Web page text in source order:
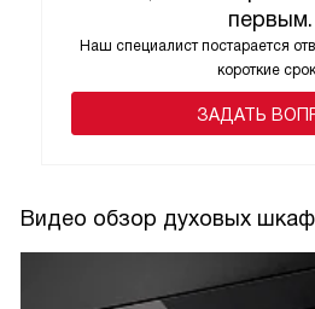
первым.
Наш специалист постарается
короткие
ЗАДАТЬ
Видео обзор духовых